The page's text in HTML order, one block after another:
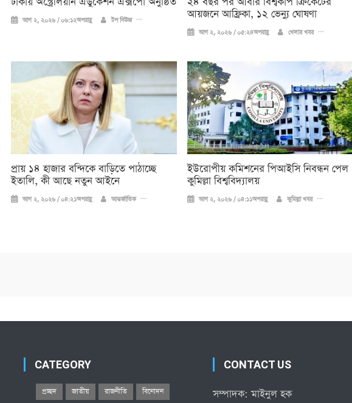
আগ ২, ২০২৬ / ০৬:১২অপরাহ্ণ টপ নিউজ
আয়জনে আফ্রিকা, ১২ ভেন্যু ঘোষণা
আগ ২, ২০২৬ / ০৫:২৪অপরাহ্ণ খেলার খবর
প্রায় ১৪ হাজার বন্দিকে বাড়িতে পাঠাচ্ছে
ইতালি, কী আছে নতুন আইনে
আগ ২, ২০২৬ / ০৪:২১অপরাহ্ণ আন্তর্জাতিক
ইউরোপীয় কমিশনের পিআইসি নিবন্ধন পেল
কুমিল্লা বিশ্ববিদ্যালয়
আগ ২, ২০২৬ / ০৪:১১অপরাহ্ণ কুমিল্লা খবর
CATEGORY
প্রচ্ছদ জাতীয় রাজনীতি বিনোদন
CONTACT US
সম্পাদক: মাইনুল হক